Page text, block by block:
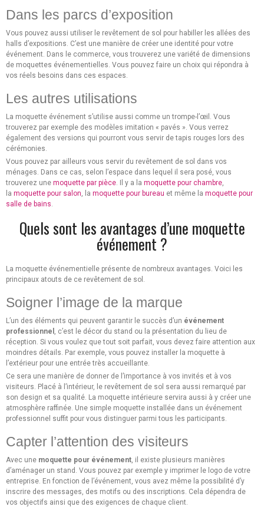
Dans les parcs d’exposition
Vous pouvez aussi utiliser le revêtement de sol pour habiller les allées des
halls d’expositions. C’est une manière de créer une identité pour votre
événement. Dans le commerce, vous trouverez une variété de dimensions
de moquettes événementielles. Vous pouvez faire un choix qui répondra à
vos réels besoins dans ces espaces.
Les autres utilisations
La moquette événement s’utilise aussi comme un trompe-l’œil. Vous
trouverez par exemple des modèles imitation « pavés ». Vous verrez
également des versions qui pourront vous servir de tapis rouges lors des
cérémonies.
Vous pouvez par ailleurs vous servir du revêtement de sol dans vos
ménages. Dans ce cas, selon l’espace dans lequel il sera posé, vous
trouverez une moquette par pièce . Il y a la moquette pour chambre
la moquette pour salon , la moquette pour bureau et même la moquette pour
salle de bains
Quels sont les avantages d’une moquette
événement ?
La moquette événementielle présente de nombreux avantages. Voici les
principaux atouts de ce revêtement de sol.
Soigner l’image de la marque
L’un des éléments qui peuvent garantir le succès d’un événement
professionnel
, c’est le décor du stand ou la présentation du lieu de
réception. Si vous voulez que tout soit parfait, vous devez faire attention aux
moindres détails. Par exemple, vous pouvez installer la moquette à
l’extérieur pour une entrée très accueillante.
Ce sera une manière de donner de l’importance à vos invités et à vos
visiteurs. Placé à l’intérieur, le revêtement de sol sera aussi remarqué par
son design et sa qualité. La moquette intérieure servira aussi à y créer une
atmosphère raffinée. Une simple moquette installée dans un événement
professionnel suffit pour vous distinguer parmi tous les participants.
Capter l’attention des visiteurs
Avec une moquette pour événement , il existe plusieurs manières
d’aménager un stand. Vous pouvez par exemple y imprimer le logo de votre
entreprise. En fonction de l’événement, vous avez même la possibilité d’y
inscrire des messages, des motifs ou des inscriptions. Cela dépendra de
vos objectifs ainsi que des exigences de chaque client.